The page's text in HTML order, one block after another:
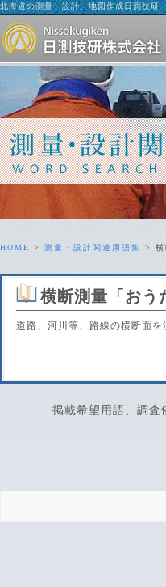
北海道の測量・設計、地図作成日測技研
HOME > 測量・設計関連用語集 > 横
横断測量 「お
道路、河川等、路線の横断面を
掲載希望用語、調査